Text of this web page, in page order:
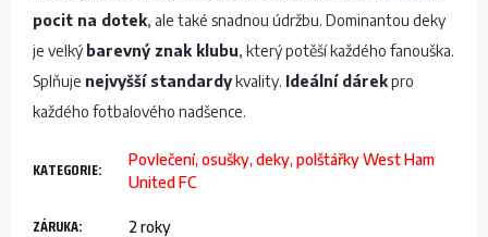
pocit na dotek, ale také snadnou údržbu. Dominantou deky
je velký barevný znak klubu, který potěší každého fanouška.
Splňuje nejvyšší standardykvality. Ideální dárekpro
každého fotbalového nadšence.
KATEGORIE:
Povlečení, osušky, deky, polštářky West Ham
United FC
ZÁRUKA: 2 roky